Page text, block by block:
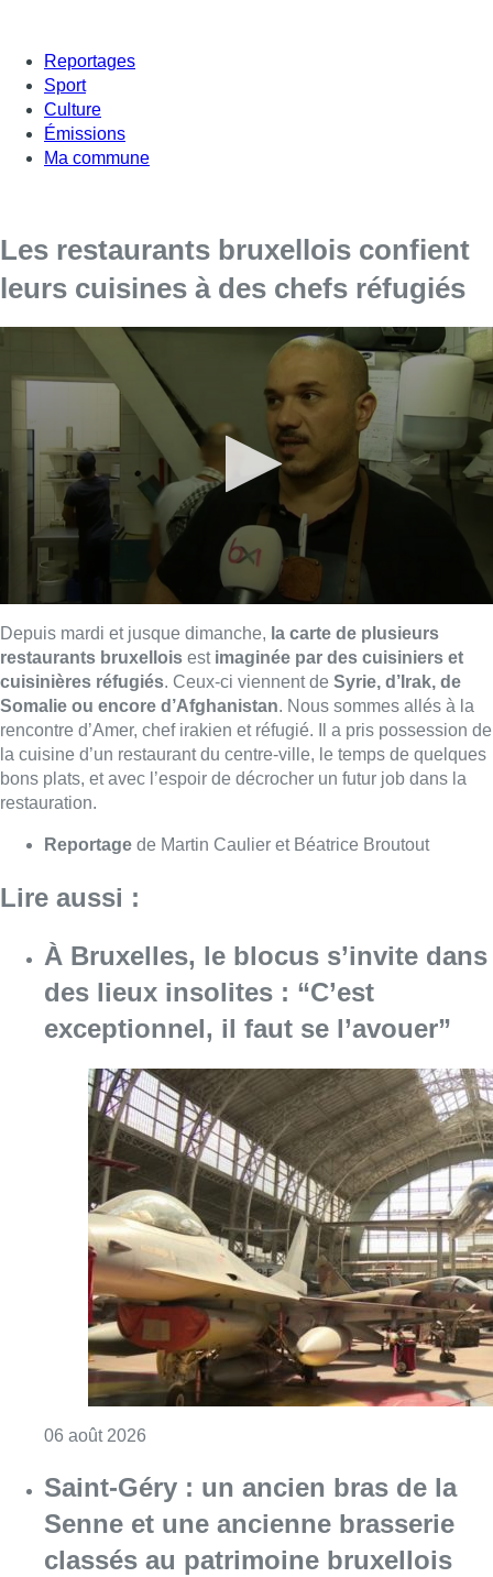
Reportages
Sport
Culture
Émissions
Ma commune
Les restaurants bruxellois confient
leurs cuisines à des chefs réfugiés
Depuis mardi et jusque dimanche, la carte de plusieurs
restaurants bruxellois est imaginée par des cuisiniers et
cuisinières réfugiés. Ceux-ci viennent de Syrie, d’Irak, de
Somalie ou encore d’Afghanistan. Nous sommes allés à la
rencontre d’Amer, chef irakien et réfugié. Il a pris possession de
la cuisine d’un restaurant du centre-ville, le temps de quelques
bons plats, et avec l’espoir de décrocher un futur job dans la
restauration.
Reportage de Martin Caulier et Béatrice Broutout
Lire aussi :
À Bruxelles, le blocus s’invite dans
des lieux insolites : “C’est
exceptionnel, il faut se l’avouer”
06 août 2026
Saint-Géry : un ancien bras de la
Senne et une ancienne brasserie
classés au patrimoine bruxellois